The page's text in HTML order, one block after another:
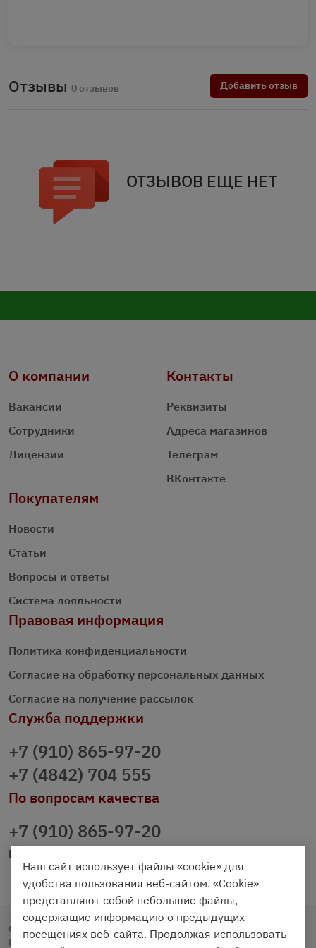
Отзывы 0 отзывов Добавить отзыв
ОТЗЫВОВ ЕЩЕ НЕТ
О компании
Вакансии
Сотрудники
Лицензии
Контакты
Реквизиты
Адреса магазинов
Телеграм
ВКонтакте
Покупателям
Новости
Статьи
Вопросы и ответы
Система лояльности
Правовая информация
Политика конфиденциальности
Согласие на обработку персональных данных
Согласие на получение рассылок
Служба поддержки
+7 (910) 865-97-20
+7 (4842) 704 555
По вопросам качества
+7 (910) 865-97-20
prazdnichniy40@palmi.ru
Copyright © 2020 - 2026. Праздничный Стол.
Разработка и продвижение - Vegas Studio
Наш сайт использует файлы «cookie» для
удобства пользования веб-сайтом. «Cookie»
представляют собой небольшие файлы,
содержащие информацию о предыдущих
посещениях веб-сайта. Продолжая использовать